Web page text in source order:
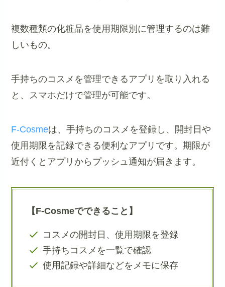
複数種類の化粧品を使用期限別に管理するのは難
しいもの。
手持ちのコスメを管理できるアプリを取り入れる
と、スマホだけで管理が可能です。
F-Cosmeは、手持ちのコスメを登録し、開封日や
使用期限を記録できる便利なアプリです。期限が
近付くとアプリからプッシュ通知が届きます。
【F-Cosmeでできること】
コスメの開封日、使用期限を登録
手持ちコスメを一覧で確認
使用記録や詳細などをメモに保存